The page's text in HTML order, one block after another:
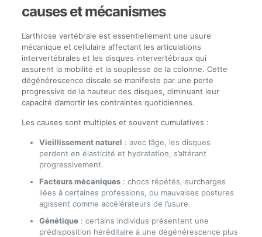
causes et mécanismes
L’arthrose vertébrale est essentiellement une usure
mécanique et cellulaire affectant les articulations
intervertébrales et les disques intervertébraux qui
assurent la mobilité et la souplesse de la colonne. Cette
dégénérescence discale se manifeste par une perte
progressive de la hauteur des disques, diminuant leur
capacité d’amortir les contraintes quotidiennes.
Les causes sont multiples et souvent cumulatives :
Vieillissement naturel : avec l’âge, les disques
perdent en élasticité et hydratation, s’altérant
progressivement.
Facteurs mécaniques: chocs répétés, surcharges
liées à certaines professions, ou mauvaises postures
agissent comme accélérateurs de l’usure.
Génétique: certains individus présentent une
prédisposition héréditaire à une dégénérescence plus